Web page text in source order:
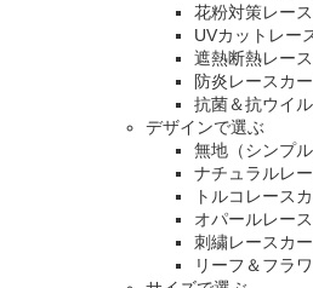
花粉対策レー
UVカットレー
遮熱断熱レー
防炎レースカ
抗菌＆抗ウイ
デザインで選ぶ
無地（シンプ
ナチュラルレ
トルコレース
オパールレー
刺繍レースカ
リーフ＆フラ